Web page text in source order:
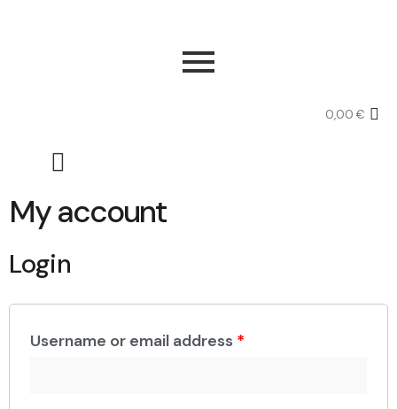
0,00€
My account
Login
Username or email address *